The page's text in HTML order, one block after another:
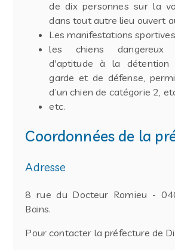
de dix personnes sur la
dans tout autre lieu ouvert
Les manifestations
les chiens dangereux
d'aptitude à la détention
garde et de défense,
d’un chien de catégorie 2,
etc.
Coordonnées de la
Adresse
8 rue du Docteur Romieu -
Bains.
Pour contacter la préfecture de